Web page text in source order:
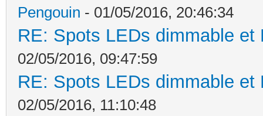
Pengouin - 01/05/2016, 20:46:34
RE: Spots LEDs dimmable
02/05/2016, 09:47:59
RE: Spots LEDs dimmable
02/05/2016, 11:10:48